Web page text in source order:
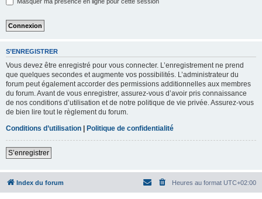
S’ENREGISTRER
Vous devez être enregistré pour vous connecter. L’enregistrement ne prend
que quelques secondes et augmente vos possibilités. L’administrateur du
forum peut également accorder des permissions additionnelles aux membres
du forum. Avant de vous enregistrer, assurez-vous d’avoir pris connaissance
de nos conditions d’utilisation et de notre politique de vie privée. Assurez-vous
de bien lire tout le règlement du forum.
Conditions d’utilisation | Politique de confidentialité
S’enregistrer
Index du forum Heures au format UTC+02:00